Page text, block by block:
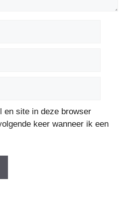
en site in deze browser
keer wanneer ik een